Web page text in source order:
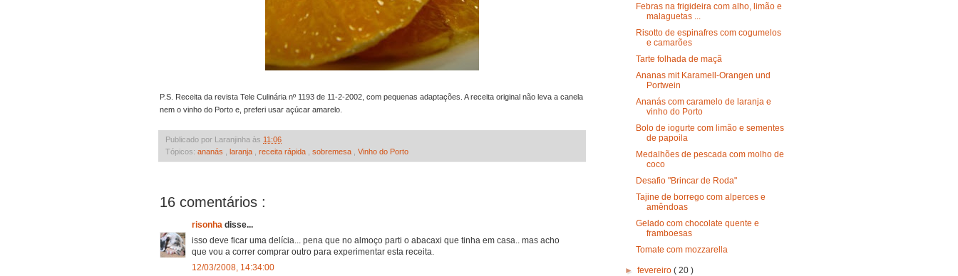
P.S. Receita da revista Tele Culinária nº 1193 de 11-2-2002, com pequenas adaptações. A receita original não leva a canela
nem o vinho do Porto e, preferi usar açúcar amarelo.
Publicado por Laranjinha às 11:06
Tópicos: ananás laranja receita rápida sobremesa Vinho do Porto
16 comentários :
risonha disse...
isso deve ficar uma delícia... pena que no almoço parti o abacaxi que tinha em casa.. mas acho
que vou a correr comprar outro para experimentar esta receita.
12/03/2008, 14:34:00
Febras na frigideira com alho, limão e
malaguetas ...
Risotto de espinafres com cogumelos
e camarões
Tarte folhada de maçã
Ananas mit Karamell-Orangen und
Portwein
Ananás com caramelo de laranja e
vinho do Porto
Bolo de iogurte com limão e sementes
de papoila
Medalhões de pescada com molho de
coco
Desafio "Brincar de Roda"
Tajine de borrego com alperces e
amêndoas
Gelado com chocolate quente e
framboesas
Tomate com mozzarella
►fevereiro( 20 )